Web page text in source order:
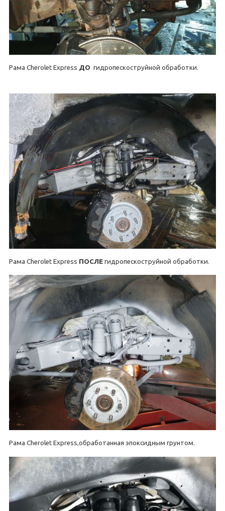
Рама Cherolet Express ДО гидропескоструйной обработки.
Рама Cherolet Express ПОСЛЕ гидропескоструйной обработки.
Рама Cherolet Express,обработанная эпоксидным грунтом.